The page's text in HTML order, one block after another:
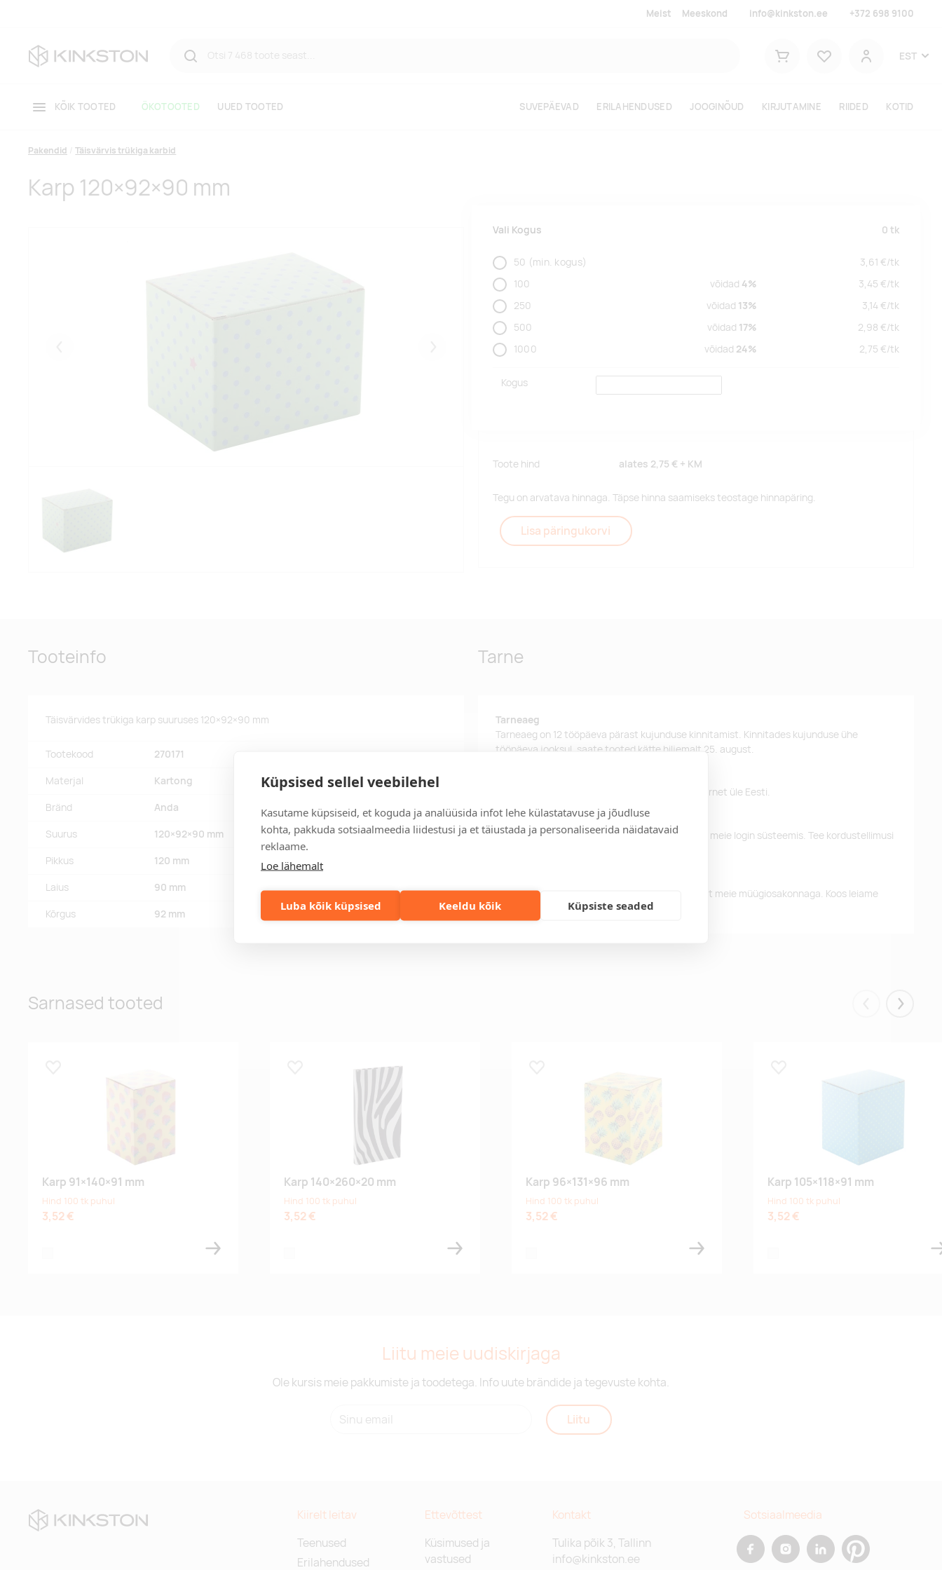
Küpsised sellel veebilehel
Kasutame küpsiseid, et koguda ja analüüsida infot lehe külastatavuse ja jõudluse
kohta, pakkuda sotsiaalmeedia liidestusi ja et täiustada ja personaliseerida näidatavaid
reklaame.
Loe lähemalt
Luba kõik küpsised Keeldu kõik Küpsiste seaded
Meist Meeskond info@kinkston.ee +372 698 9100
Ostukorv
Kasutaja
EST
KÕIK TOOTED ÖKOTOOTED UUED TOOTED SUVEPÄEVAD ERILAHENDUSED JOOGINÕUD KIRJUTAMINE RIIDED KOTID
Pakendid Täisvärvis trükiga karbid
Karp 120×92×90 mm
Vali Kogus 0 tk
50 (min. kogus) 3,61 €/tk
100
võidad 4% 3,45 €/tk
250
võidad 13% 3,14 €/tk
500
võidad 17% 2,98 €/tk
1000
võidad 24% 2,75 €/tk
Kogus
Toote hind alates 2,75 € + KM
Tegu on arvatava hinnaga. Täpse hinna saamiseks teostage hinnapäring.
Lisa päringukorvi
Tooteinfo
Täisvärvides trükiga karp suuruses 120×92×90 mm
Tootekood 270171
Materjal Kartong
Bränd Anda
Suurus 120×92×90 mm
Pikkus 120 mm
Laius 90 mm
Kõrgus 92 mm
Tarne
Tarneaeg
Tarneaeg on 12 tööpäeva pärast kujunduse kinnitamist. Kinnitades kujunduse ühe
tööpäeva jooksul, saate tooted kätte hiljemalt 25. august.
Üle 500 euro tellimuste puhul pakume tasuta tarnet üle Eesti.
Tellimuste info
Jälgi oma olemasolevaid ning eelnevaid tellimusi meie login süsteemis. Tee kordustellimusi
Kiirema tarneaja vajadusel palun võtke ühendust meie müügiosakonnaga. Koos leiame
lahenduse!
Sarnased tooted Eelmised
Karp 91×140×91 mm
Hind 100 tk puhul
3,52 €
Karp 140×260×20 mm
Hind 100 tk puhul
3,52 €
Karp 96×131×96 mm
Hind 100 tk puhul
3,52 €
Karp 105×118×91 mm
Hind 100 tk puhul
3,52 €
Liitu meie uudiskirjaga
Ole kursis meie pakkumiste ja toodetega. Info uute brändide ja tegevuste kohta.
Liitu
Kiirelt leitav
Teenused
Erilahendused
Ettevõttest
Küsimused ja
vastused
Kontakt
Tulika põik 3, Tallinn
info@kinkston.ee
Sotsiaalmeedia